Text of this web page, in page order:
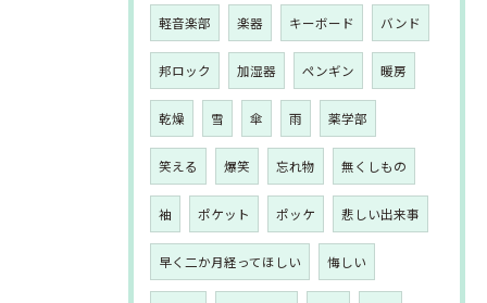
軽音楽部 楽器 キーボード バンド
邦ロック 加湿器 ペンギン 暖房
乾燥 雪 傘 雨 薬学部
笑える 爆笑 忘れ物 無くしもの
袖 ポケット ポッケ 悲しい出来事
早く二か月経ってほしい 悔しい